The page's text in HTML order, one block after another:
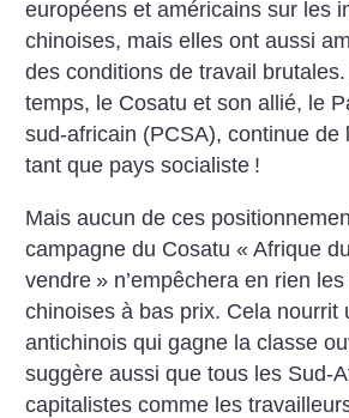
européens et américains sur les
chinoises, mais elles ont aussi
des conditions de travail
temps, le Cosatu et son allié, le
sud-africain (PCSA), continue de
tant que pays socialiste !
Mais aucun de ces
campagne du Cosatu « Afrique
vendre » n’empêchera en rien
chinoises à bas prix. Cela nourrit
antichinois qui gagne la classe
suggère aussi que tous les Sud-
capitalistes comme les